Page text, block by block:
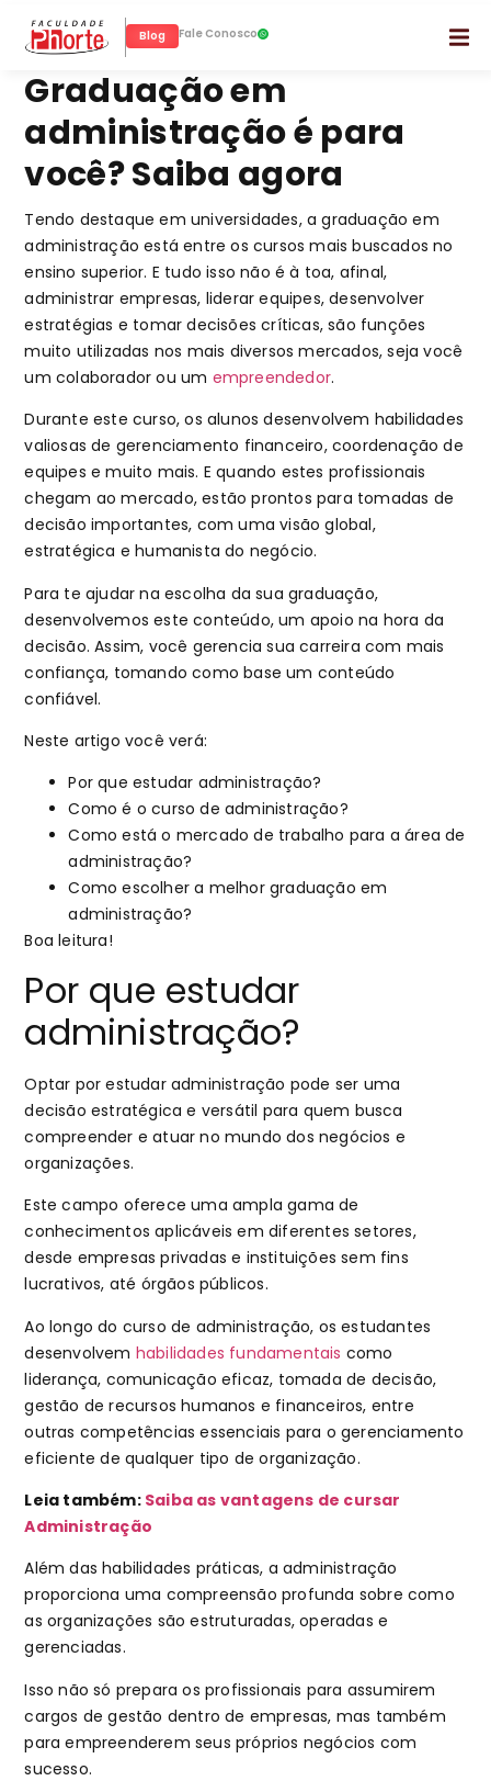
Blog Fale Conosco
Graduação em
administração é para
você? Saiba agora
Tendo destaque em universidades, a graduação em
administração está entre os cursos mais buscados no
ensino superior. E tudo isso não é à toa, afinal,
administrar empresas, liderar equipes, desenvolver
estratégias e tomar decisões críticas, são funções
muito utilizadas nos mais diversos mercados, seja você
um colaborador ou um empreendedor.
Durante este curso, os alunos desenvolvem habilidades
valiosas de gerenciamento financeiro, coordenação de
equipes e muito mais. E quando estes profissionais
chegam ao mercado, estão prontos para tomadas de
decisão importantes, com uma visão global,
estratégica e humanista do negócio.
Para te ajudar na escolha da sua graduação,
desenvolvemos este conteúdo, um apoio na hora da
decisão. Assim, você gerencia sua carreira com mais
confiança, tomando como base um conteúdo
confiável.
Neste artigo você verá:
Por que estudar administração?
Como é o curso de administração?
Como está o mercado de trabalho para a área de
administração?
Como escolher a melhor graduação em
administração?
Boa leitura!
Por que estudar
administração?
Optar por estudar administração pode ser uma
decisão estratégica e versátil para quem busca
compreender e atuar no mundo dos negócios e
organizações.
Este campo oferece uma ampla gama de
conhecimentos aplicáveis em diferentes setores,
desde empresas privadas e instituições sem fins
lucrativos, até órgãos públicos.
Ao longo do curso de administração, os estudantes
desenvolvem habilidades fundamentais como
liderança, comunicação eficaz, tomada de decisão,
gestão de recursos humanos e financeiros, entre
outras competências essenciais para o gerenciamento
eficiente de qualquer tipo de organização.
Leia também: Saiba as vantagens de cursar
Administração
Além das habilidades práticas, a administração
proporciona uma compreensão profunda sobre como
as organizações são estruturadas, operadas e
gerenciadas.
Isso não só prepara os profissionais para assumirem
cargos de gestão dentro de empresas, mas também
para empreenderem seus próprios negócios com
sucesso.